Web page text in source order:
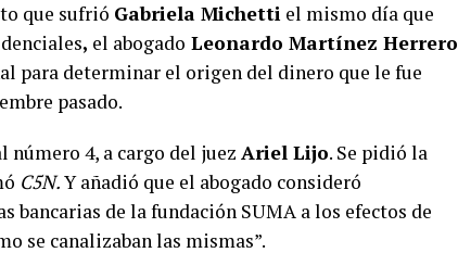
que sufrió Gabriela Michetti el mismo día que
, el abogado Leonardo Martínez Herrero
para determinar el origen del dinero que le fue
pasado.
número 4, a cargo del juez Ariel Lijo. Se pidió la
C5N.Y añadió que el abogado consideró
bancarias de la fundación SUMA a los efectos de
se canalizaban las mismas”.